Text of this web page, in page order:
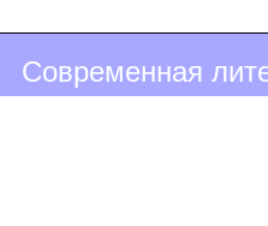
Современная